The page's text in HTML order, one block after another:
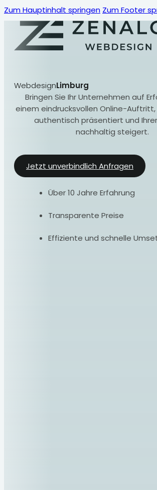
Zum Hauptinhalt springen Zum Footer
WebdesignLimburg
Bringen Sie Ihr Unternehmen auf
einem eindrucksvollen Online-Auftritt,
authentisch präsentiert und
nachhaltig steigert.
Jetzt unverbindlich Anfragen
Über 10 Jahre Erfahrung
Transparente Preise
Effiziente und schnelle